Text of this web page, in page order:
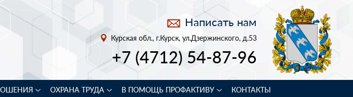
Написать нам
Курская обл., г.Курск, ул.Дзержинского, д.53
+7 (4712) 54-87-96
ОХРАНА ТРУДА В ПОМОЩЬ ПРОФАКТИВУ КОНТАКТЫ